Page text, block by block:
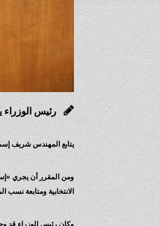
رئيس الوزراء
يتابع المهندس شريف
ومن المقرر أن يجري
الانتخابية ومتابعة نسب
وكان رئيس الوزراء قد